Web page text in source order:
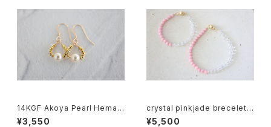
14KGF Akoya Pearl Hemati
te Earrings[kgf5576]
¥3,550
crystal pinkjade brecelet
[kgf5011]
¥5,500